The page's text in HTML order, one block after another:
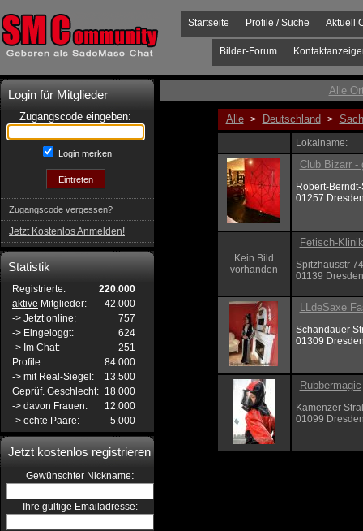
Aktuell
Profile / Suche
Startseite
Bilder-Forum
Login für Mitglieder
Zugangscode eingeben:
Login merken
Zugangscode vergessen?
Jetzt Kostenlos Anmelden!
Statistik
Registrierte:
220.000
aktive Mitglieder:
42.000
-> Jetzt online:
757
-> Eingeloggt:
624
-> Im Chat:
251
Profile:
84.000
-> mit Real-Siegel:
13.500
Geprüf. Geschlecht: 18.000
-> davon Frauen:
12.000
-> echte Paare:
5.000
Jetzt kostenlos registrieren
Gewünschter Nickname:
Ihre gültige Emailadresse:
Alle
Alle > Deutschland >
Lokalname:
Club Bizarr -
Robert-
01257
Kein Bild
vorhanden
Fetisch-
Spitzhausstr 74
01139 Dresden
LLdeSaxe
Schandauer
01309
Rubbermagic
Kamenzer
01099